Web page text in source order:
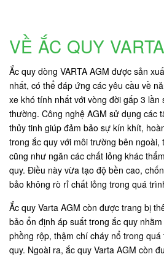
VỀ ẮC QUY
Ắc quy dòng VARTA AGM được sản
nhất, có thể đáp ứng các yêu cầu về
xe khó tính nhất với vòng đời gấp 3 lần
thường. Công nghệ AGM sử dụng các
thủy tinh giúp đảm bảo sự kín khít,
trong ắc quy với môi trường bên
cũng như ngăn các chất lỏng khác
quy. Điều này vừa tạo độ bền cao,
bảo không rò rỉ chất lỏng trong quá
Ắc quy Varta AGM còn được trang bị
bảo ổn định áp suất trong ắc quy
phồng rộp, thậm chí cháy nổ trong
quy. Ngoài ra, ắc quy Varta AGM còn